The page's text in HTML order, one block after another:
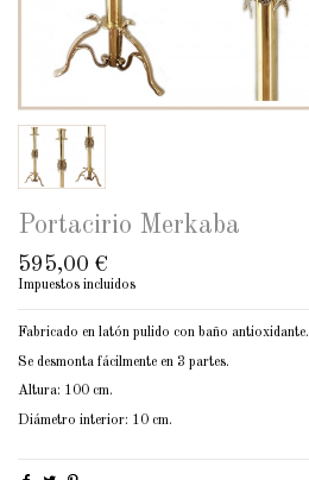
Portacirio Merkaba
595,00 €
Impuestos incluidos
Fabricado en latón pulido con baño antioxidante.
Se desmonta fácilmente en 3 partes.
Altura: 100 cm.
Diámetro interior: 10 cm.